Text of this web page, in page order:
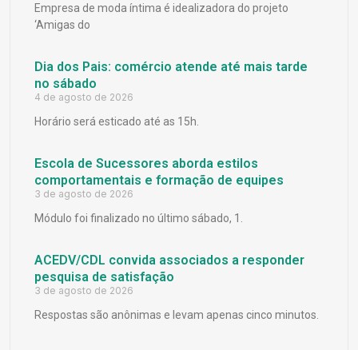
Empresa de moda íntima é idealizadora do projeto
‘Amigas do
Dia dos Pais: comércio atende até mais tarde
no sábado
4 de agosto de 2026
Horário será esticado até as 15h.
Escola de Sucessores aborda estilos
comportamentais e formação de equipes
3 de agosto de 2026
Módulo foi finalizado no último sábado, 1.
ACEDV/CDL convida associados a responder
pesquisa de satisfação
3 de agosto de 2026
Respostas são anônimas e levam apenas cinco minutos.